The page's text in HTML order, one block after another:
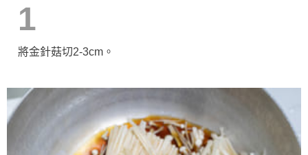
1
將金針菇切2-3cm。